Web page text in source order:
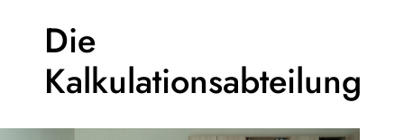
Die
Kalkulationsabteilung